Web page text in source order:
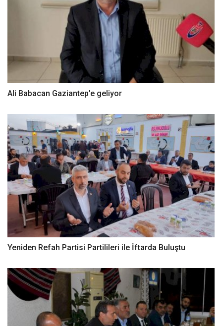
Ali Babacan Gaziantep’e geliyor
Yeniden Refah Partisi Partilileri ile İftarda Buluştu